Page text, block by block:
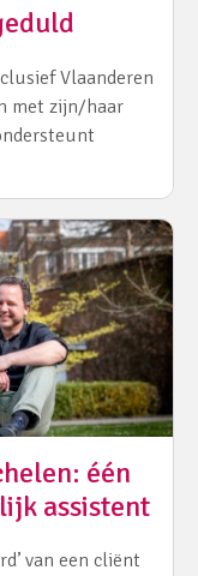
Vlaanderen
met zijn/haar
één
assistent
van een cliënt